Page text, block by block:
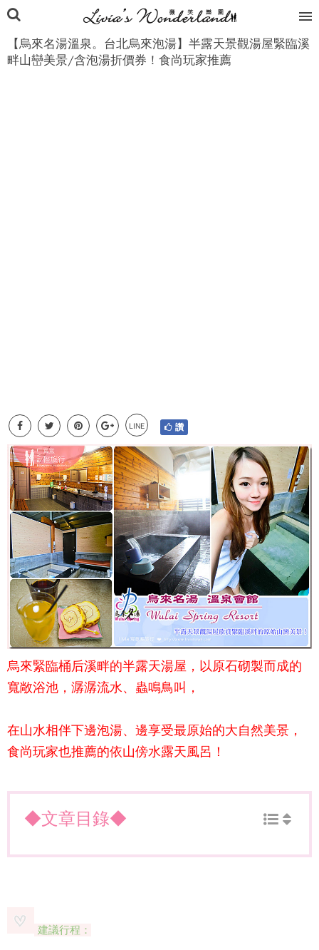
【烏來名湯溫泉。台北烏來泡湯】半露天景觀湯屋緊臨溪
畔山巒美景/含泡湯折價券！食尚玩家推薦
LINE 讚
烏來緊臨桶后溪畔的半露天湯屋，以原石砌製而成的
寬敞浴池，潺潺流水、蟲鳴鳥叫，
在山水相伴下邊泡湯、邊享受最原始的大自然美景，
食尚玩家也推薦的依山傍水露天風呂！
◆文章目錄◆
建議行程：